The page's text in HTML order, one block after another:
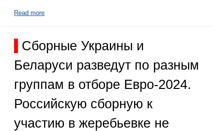
Read more
Сборные Украины и
Беларуси разведут по разным
группам в отборе Евро-2024.
Российскую сборную к
участию в жеребьевке не